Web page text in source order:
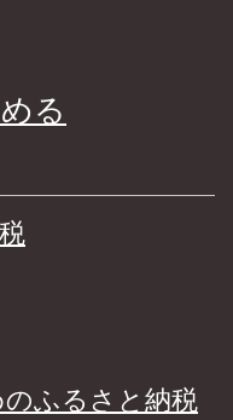
る
ふるさと納税